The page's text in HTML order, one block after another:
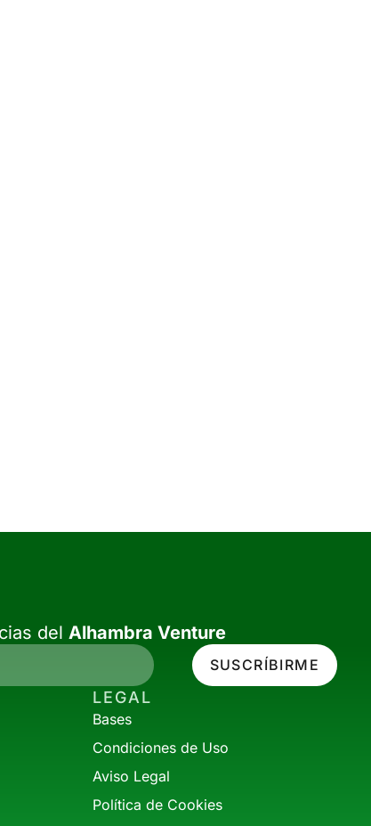
del Alhambra Venture
SUSCRÍBIRME
LEGAL
Bases
Condiciones de Uso
Aviso Legal
Política de Cookies